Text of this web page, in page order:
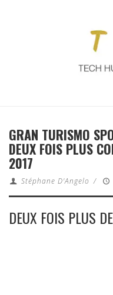
GRAN TURISMO
DEUX FOIS PLUS
2017
Stéphane D'Angelo /
DEUX FOIS PLUS